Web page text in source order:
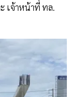
เจ้าหน้าที่ ทล.